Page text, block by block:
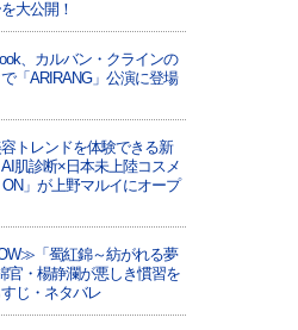
大公開！
、カルバン・クラインの
「ARIRANG」公演に登場
容トレンドを体験できる新
肌診断×日本未上陸コスメ
」が上野マルイにオープ
「蜀紅錦～紡がれる夢
官・楊静瀾が悪しき慣習を
じ・ネタバレ